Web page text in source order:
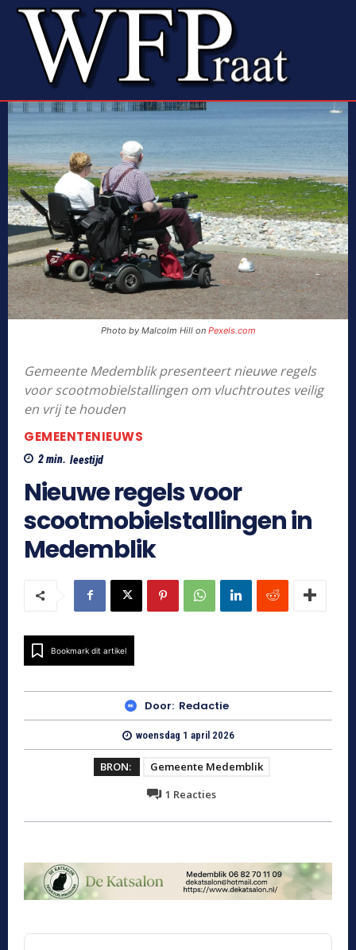
Photo by Malcolm Hill on Pexels.com
Gemeente Medemblik presenteert nieuwe regels
voor scootmobielstallingen om vluchtroutes veilig
en vrij te houden
GEMEENTENIEUWS
2min. leestijd
Nieuwe regels voor
scootmobielstallingen in
Medemblik
Bookmark dit artikel
Door: Redactie
woensdag 1 april 2026
BRON:
Gemeente Medemblik
1 Reacties